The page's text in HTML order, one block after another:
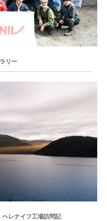
リー
ヘレナイフ工場訪問記